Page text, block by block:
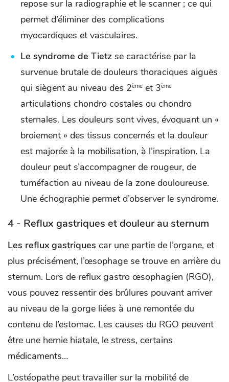
repose sur la radiographie et le scanner ; ce qui
permet d’éliminer des complications
myocardiques et vasculaires.
Le syndrome de Tietz se caractérise par la
survenue brutale de douleurs thoraciques aiguës
qui siègent au niveau des 2ème et 3ème
articulations chondro costales ou chondro
sternales. Les douleurs sont vives, évoquant un «
broiement » des tissus concernés et la douleur
est majorée à la mobilisation, à l’inspiration. La
douleur peut s’accompagner de rougeur, de
tuméfaction au niveau de la zone douloureuse.
Une échographie permet d’observer le syndrome.
4 - Reflux gastriques et douleur au sternum
Les reflux gastriques car une partie de l’organe, et
plus précisément, l’œsophage se trouve en arrière du
sternum. Lors de reflux gastro œsophagien (RGO),
vous pouvez ressentir des brûlures pouvant arriver
au niveau de la gorge liées à une remontée du
contenu de l’estomac. Les causes du RGO peuvent
être une hernie hiatale, le stress, certains
médicaments…
L’ostéopathe peut travailler sur la mobilité de